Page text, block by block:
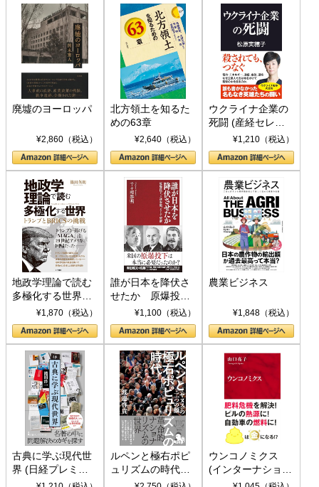
廃墟のヨーロッパ
¥2,860（税込）
北方領土を知るた
めの63章
¥2,640（税込）
ウクライナ企業の
死闘 (産経セレク
ト S 039)¥1,210（税込）
地政学理論で読む
多極化する世界：
トランプとBRICS
の挑戦
¥1,870（税込）
誰が日本を降伏さ
せたか 原爆投
下、ソ連参戦、そ
して聖断 (PHP新
書)
¥1,100（税込）
農業ビジネス
¥1,848（税込）
古典に学ぶ現代世
界 (日経プレミア
シリーズ)
ルペンと極右ポピ
ュリズムの時代：
〈ヤヌス〉の二つ
ウンコノミクス
(インターナショナ
ル新書)